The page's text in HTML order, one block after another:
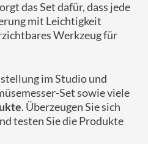
das Set dafür, dass jede
mit Leichtigkeit
Werkzeug für
im Studio und
Set sowie viele
. Überzeugen Sie sich
testen Sie die Produkte